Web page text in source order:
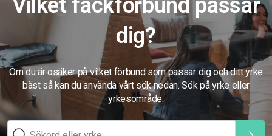
Vilket fackförbund passar
dig?
Om du är osäker på vilket förbund som passar dig och ditt yrke
bäst så kan du använda vårt sök nedan. Sök på yrke eller
yrkesområde.